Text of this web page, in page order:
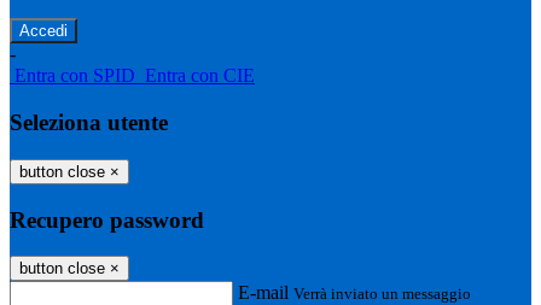
-
Entra con SPID Entra con CIE
Seleziona utente
button close ×
Recupero password
button close ×
E-mail Verrà inviato un messaggio